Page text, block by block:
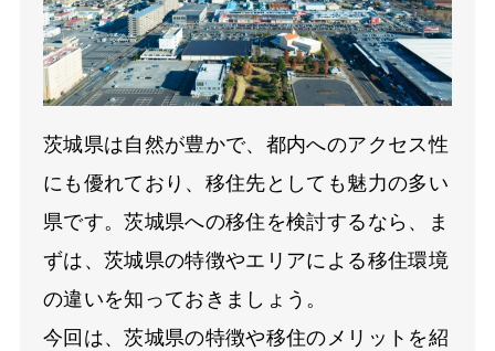
茨城県は自然が豊かで、都内へのアクセス性
にも優れており、移住先としても魅力の多い
県です。茨城県への移住を検討するなら、ま
ずは、茨城県の特徴やエリアによる移住環境
の違いを知っておきましょう。
今回は、茨城県の特徴や移住のメリットを紹